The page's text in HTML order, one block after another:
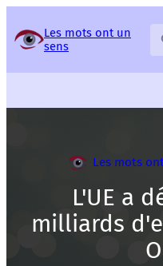
Les mots ont un
sens
Les mots
L'UE a
milliards
Panneau de gestion des